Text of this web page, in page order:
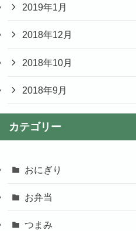
2019年1月
2018年12月
2018年10月
2018年9月
カテゴリー
おにぎり
お弁当
つまみ